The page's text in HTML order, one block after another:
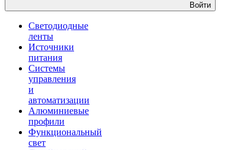
Войти
Светодиодные
ленты
Источники
питания
Системы
управления
и
автоматизации
Алюминиевые
профили
Функциональный
свет